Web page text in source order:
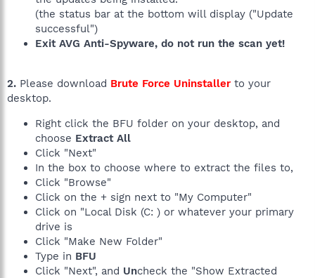
(the status bar at the bottom will display ("Update
successful")
Exit AVG Anti-Spyware, do not run the scan yet!
2. Please download Brute Force Uninstaller to your
desktop.
Right click the BFU folder on your desktop, and
choose Extract All
Click "Next"
In the box to choose where to extract the files to,
Click "Browse"
Click on the + sign next to "My Computer"
Click on "Local Disk (C: ) or whatever your primary
drive is
Click "Make New Folder"
Type in BFU
Click "Next", and Uncheck the "Show Extracted